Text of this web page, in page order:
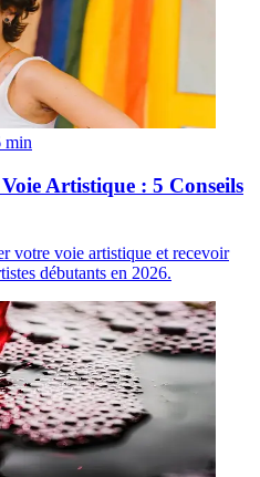
min
Artistique : 5 Conseils
votre voie artistique et recevoir
débutants en 2026.